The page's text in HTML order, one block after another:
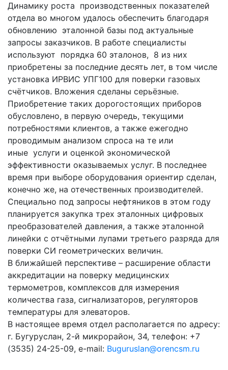
Динамику роста производственных показателей
отдела во многом удалось обеспечить благодаря
обновлению эталонной базы под актуальные
запросы заказчиков. В работе специалисты
используют порядка 60 эталонов, 8 из них
приобретены за последние десять лет, в том числе
установка ИРВИС УПГ100 для поверки газовых
счётчиков. Вложения сделаны серьёзные.
Приобретение таких дорогостоящих приборов
обусловлено, в первую очередь, текущими
потребностями клиентов, а также ежегодно
проводимым анализом спроса на те или
иные услуги и оценкой экономической
эффективности оказываемых услуг. В последнее
время при выборе оборудования ориентир сделан,
конечно же, на отечественных производителей.
Специально под запросы нефтяников в этом году
планируется закупка трех эталонных цифровых
преобразователей давления, а также эталонной
линейки с отчётными лупами третьего разряда для
поверки СИ геометрических величин.
В ближайшей перспективе – расширение области
аккредитации на поверку медицинских
термометров, комплексов для измерения
количества газа, сигнализаторов, регуляторов
температуры для элеваторов.
В настоящее время отдел располагается по адресу:
г. Бугуруслан, 2-й микрорайон, 34, телефон: +7
(3535) 24-25-09, е-mail: Buguruslan@orencsm.ru